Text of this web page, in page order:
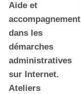
Aide et
accompagnement
dans les
démarches
administratives
sur Internet.
Ateliers